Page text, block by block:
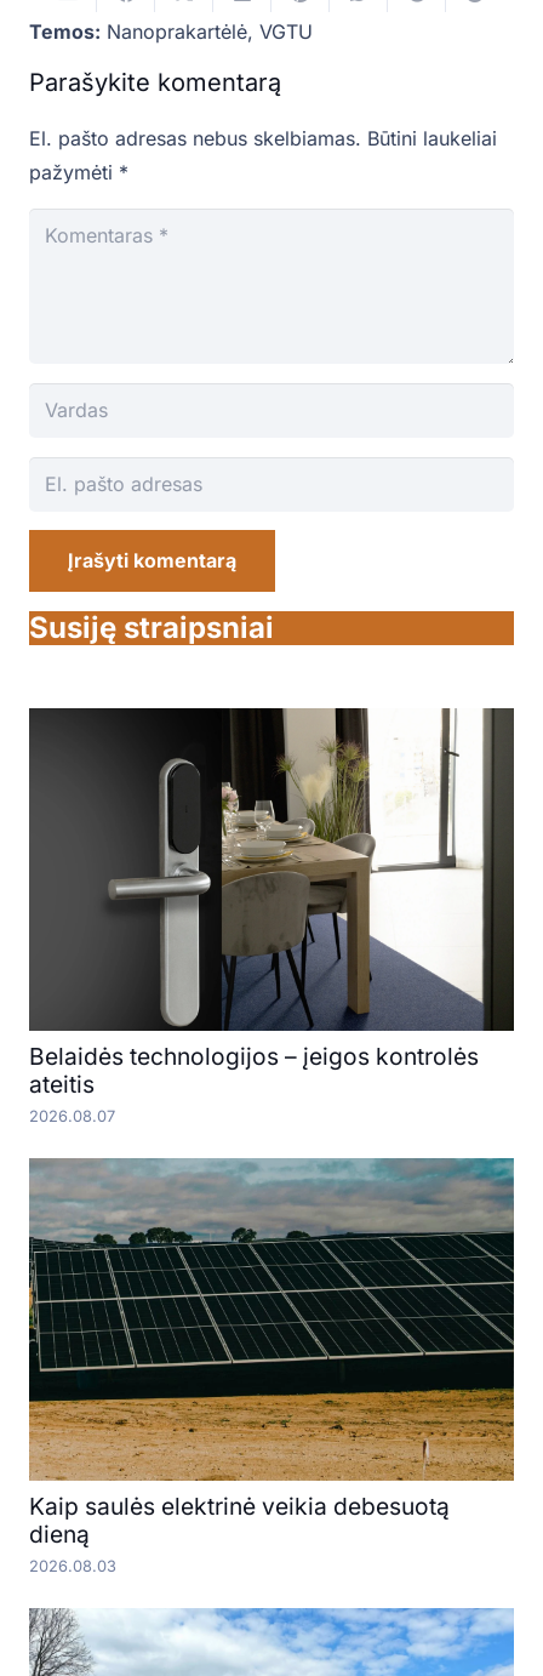
Temos: Nanoprakartėlė, VGTU
Parašykite komentarą
El. pašto adresas nebus skelbiamas. Būtini laukeliai
pažymėti *
Įrašyti komentarą
Susiję straipsniai
Belaidės technologijos – įeigos kontrolės
ateitis
2026.08.07
Kaip saulės elektrinė veikia debesuotą
dieną
2026.08.03